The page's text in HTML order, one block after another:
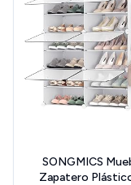
SONGMICS
Zapatero